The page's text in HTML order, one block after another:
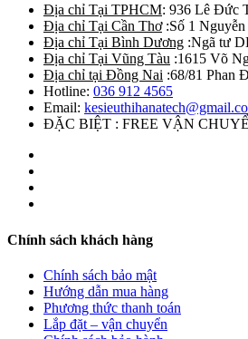
Địa chỉ Tại TPHCM: 936 Lê Đức
Địa chỉ Tại Cần Thơ:Số 1 Nguyễn
Địa chỉ Tại Bình Dương :Ngã tư
Địa chỉ Tại Vũng Tàu :1615 Võ
Địa chỉ tại Đồng Nai :68/81 Phan
Hotline: 036 912 4565
Email:
ĐẶC BIỆT : FREE VẬN
Chính sách khách hàng
Chính sách bảo mật
Hướng dẫn mua hàng
Phương thức thanh toán
Lắp đặt – vận chuyển